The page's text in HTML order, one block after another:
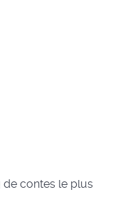
de contes le plus